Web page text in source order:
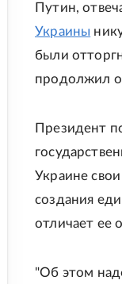
Путин,
Украины
были
продолжил
Президент
Украине
создания
отличает ее
"Об этом